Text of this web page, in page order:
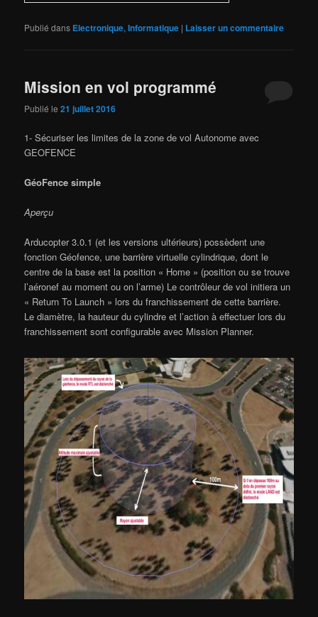
Publié dans Electronique,Informatique | Laisser un commentaire
Mission en vol programmé
Publié le21 juillet 2016
1- Sécuriser les limites de la zone de vol Autonome avec
GEOFENCE
GéoFence simple
Aperçu
Arducopter 3.0.1 (et les versions ultérieurs) possèdent une
fonction Géofence, une barrière virtuelle cylindrique, dont le
centre de la base est la position « Home » (position ou se trouve
l’aéronef au moment ou on l’arme) Le contrôleur de vol initiera un
« Return To Launch » lors du franchissement de cette barrière.
Le diamètre, la hauteur du cylindre et l’action à effectuer lors du
franchissement sont configurable avec Mission Planner.